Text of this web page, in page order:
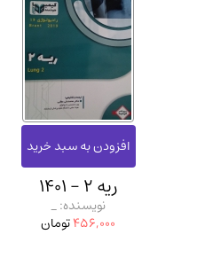
ریه 2 - 1401
نویسنده: _
456,000تومان